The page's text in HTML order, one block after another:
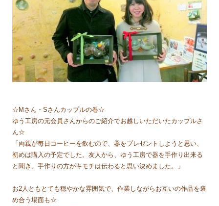
☆Mさん・Sさんカップルの巻☆
ゆう工房の元会員さんからのご紹介でお越しいただいたカップルさ
ん☆
「両親が毎日コーヒーを飲むので、器をプレゼントしようと思い、
初めは購入の予定でした。友人から、ゆう工房で器を手作り出来る
と聞き、手作りの方がキモチは伝わると思い決めました。」
お2人ともとても穏やかな雰囲気で、作業しながらお互いの作品を褒
め合う場面も☆